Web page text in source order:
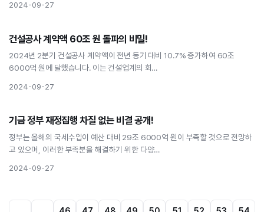
2024-09-27
건설공사 계약액 60조 원 돌파의 비밀!
경제
건설공사 계약액 60조 원 돌파의 비밀!
2024년 2분기 건설공사 계약액이 전년 동기 대비 10.7% 증가하여 60조
6000억 원에 달했습니다. 이는 건설업계의 회…
2024-09-27
기금 정부 재정집행 차질 없는 비결 공개!
경제
기금 정부 재정집행 차질 없는 비결 공개!
정부는 올해의 국세수입이 예산 대비 29조 6000억 원이 부족할 것으로 전망하
고 있으며, 이러한 부족분을 해결하기 위한 다양…
2024-09-27